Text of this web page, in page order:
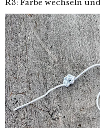
R3: Farbe wechseln